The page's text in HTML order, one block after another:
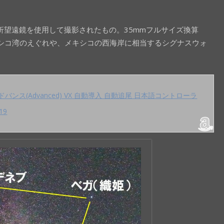
遠鏡を使用して撮影されたもの。35mmフルサイズ換算
湾のえぐれや、メキシコの西海岸に相当するシグナスウォ
バンス(Advanced) VX 自動導入 自動追尾 日本語コントローラ